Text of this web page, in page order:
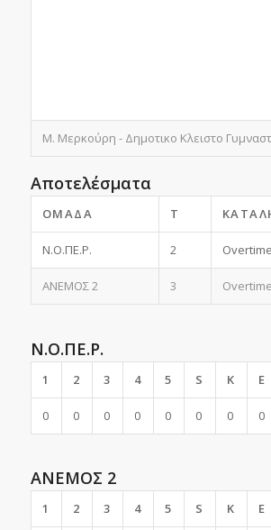
Μ. Μερκούρη - Δημοτικο Κλειστο
Αποτελέσματα
ΟΜΆΔΑ T
Ν.Ο.ΠΕ.Ρ. 2
ΑΝΕΜΟΣ 2 3
Ν.Ο.ΠΕ.Ρ.
1 2 3 4 5 S K E
0 0 0 0 0 0 0 0
ΑΝΕΜΟΣ 2
1 2 3 4 5 S K E